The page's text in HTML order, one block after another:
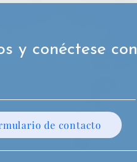
y conéctese con
de contacto